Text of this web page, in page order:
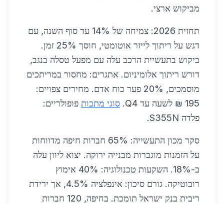
מביקוש ארצי.
תחזית 2026: צמיחה של 14% עד סוף השנה, עם
דגש על ריתוך לייזר אוטומטי, חוסך 25% זמן.
ביקוש בתעשיית הרכב עלה עם מפעל טסלה בנגב,
דורש ריתוך אלומיניום. אתגרים: מחסור במריתכים
מוסמכים, 20% פער כוח אדם. מחירים צפויים:
195 ₪ לשעה עד Q4.
סוגי מתכות פופולריים:
פלדה S355N.
סקר מכון התעשייה: 65% חברות חיפה מדווחות
על הזמנות מוגברות מבנייה ירוקה. יצוא ליוון עלה
ב-18%. השקעות טכנולוגיה: 40% אימוץ
רובוטיקה. גורם סיכון: אינפלציה 4.5%, אך ירידת
ריבית בנק ישראל תומכת. בחיפה, 120 חברות